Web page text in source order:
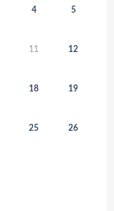
4 5
11 12
18 19
25 26